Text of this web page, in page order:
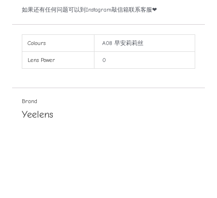
如果还有任何问题可以到Instagram敲信箱联系客服❤
Colours A08 早安莉莉丝
Lens Power 0
Brand
Yeelens